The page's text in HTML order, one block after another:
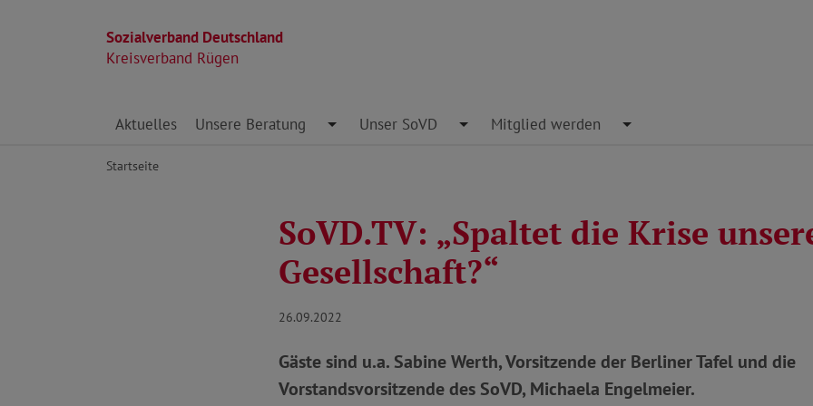
Sozialverband Deutschland
Kreisverband Rügen
Direkt zu den Inhalten springen
Aktuelles Unsere Beratung Toggle Dropdown
Unser SoVD Toggle Dropdown
Mitglied werden Toggle Dropdown
Startseite
SoVD.TV: „Spaltet die Krise
Gesellschaft?“
26.09.2022
Gäste sind u.a. Sabine Werth, Vorsitzende der Berliner Tafel und die
Vorstandsvorsitzende des SoVD, Michaela Engelmeier.